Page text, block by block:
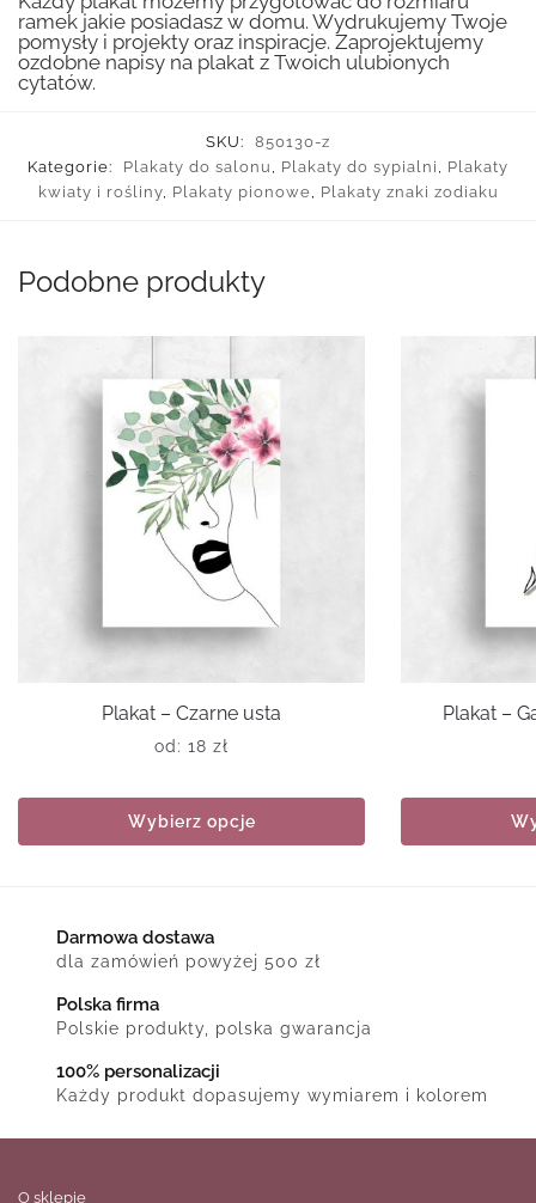
ramek jakie posiadasz w domu. Wydrukujemy Twoje
pomysły i projekty oraz inspiracje. Zaprojektujemy
ozdobne napisy na plakat z Twoich ulubionych
cytatów.
SKU:
850130-z
Kategorie:
Plakaty do salonu Plakaty do sypialni
Plakaty
kwiaty i rośliny, Plakaty pionowe Plakaty znaki zodiaku
Podobne produkty
Plakat – Czarne usta
od: 18 zł
Wybierz opcje
Plakat –
Darmowa dostawa
dla zamówień powyżej 500 zł
Polska firma
Polskie produkty, polska gwarancja
100% personalizacji
Każdy produkt dopasujemy wymiarem i kolorem
O sklepie